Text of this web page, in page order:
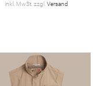
inkl. MwSt. zzgl.Versand